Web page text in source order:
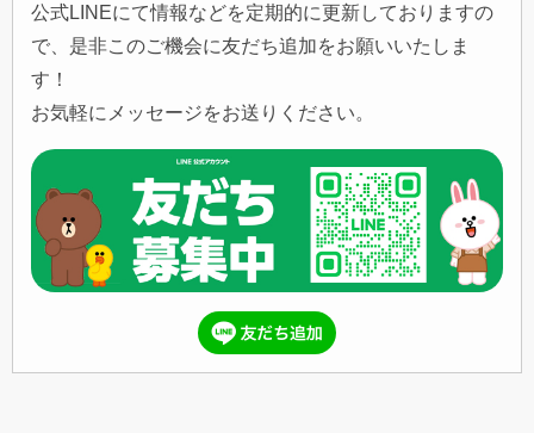
公式LINEにて情報などを定期的に更新しておりますの
で、是非このご機会に友だち追加をお願いいたしま
す！
お気軽にメッセージをお送りください。